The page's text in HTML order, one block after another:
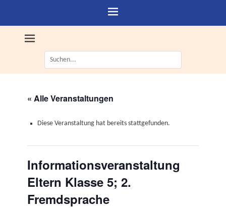
Suche
nach:
« Alle Veranstaltungen
Diese Veranstaltung hat bereits stattgefunden.
Informationsveranstaltung
Eltern Klasse 5; 2.
Fremdsprache